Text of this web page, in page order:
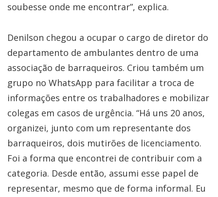
soubesse onde me encontrar”, explica.
Denilson chegou a ocupar o cargo de diretor do
departamento de ambulantes dentro de uma
associação de barraqueiros. Criou também um
grupo no WhatsApp para facilitar a troca de
informações entre os trabalhadores e mobilizar
colegas em casos de urgência. “Há uns 20 anos,
organizei, junto com um representante dos
barraqueiros, dois mutirões de licenciamento.
Foi a forma que encontrei de contribuir com a
categoria. Desde então, assumi esse papel de
representar, mesmo que de forma informal. Eu